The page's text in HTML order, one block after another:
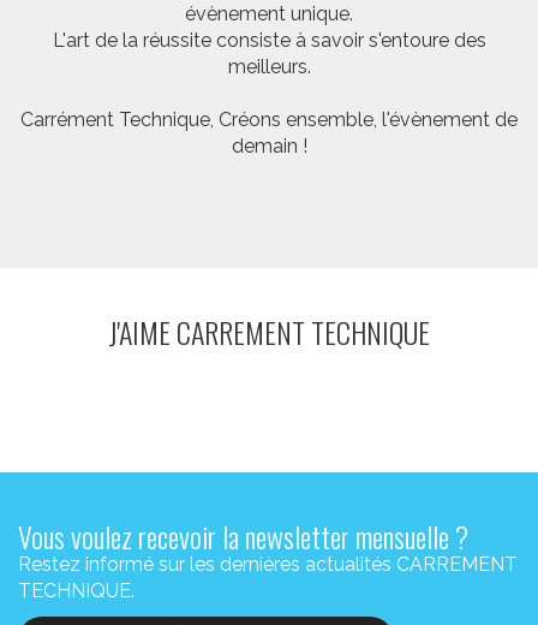
évènement unique.
L'art de la réussite consiste à savoir s'entoure des
meilleurs.
Carrément Technique, Créons ensemble, l'évènement de
demain !
J'AIME CARREMENT TECHNIQUE
Vous voulez recevoir la newsletter mensuelle ?
Restez informé sur les dernières actualités CARREMENT
TECHNIQUE.